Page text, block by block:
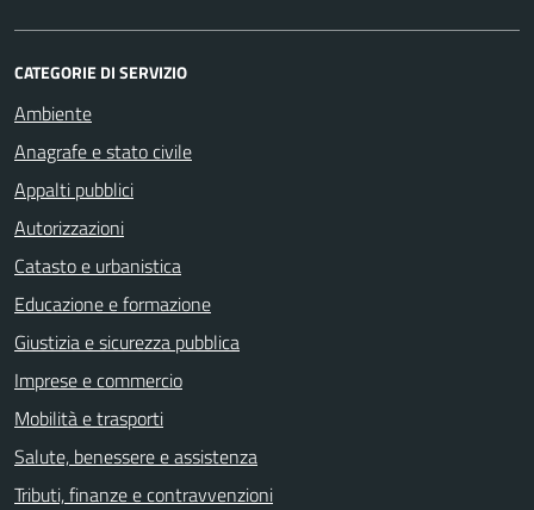
CATEGORIE DI SERVIZIO
Ambiente
Anagrafe e stato civile
Appalti pubblici
Autorizzazioni
Catasto e urbanistica
Educazione e formazione
Giustizia e sicurezza pubblica
Imprese e commercio
Mobilità e trasporti
Salute, benessere e assistenza
Tributi, finanze e contravvenzioni